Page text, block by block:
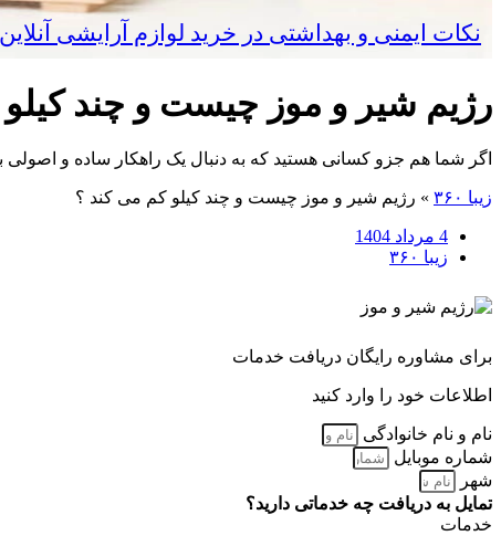
نکات ایمنی و بهداشتی در خرید لوازم آرایشی
رژیم شیر و موز چیست و چند
اگر شما هم جزو کسانی هستید که به دنبال یک راهکار ساده و
زیبا ۳۶۰ » رژیم شیر و موز چیست و چند کیلو کم می کند ؟
4 مرداد 1404
زیبا ۳۶۰
برای مشاوره رایگان دریافت خدمات
اطلاعات خود را وارد کنید
نام و نام خانوادگی
شماره موبایل
شهر
تمایل به دریافت چه خدماتی دارید؟
خدمات